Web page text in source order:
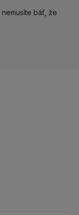
báť, že